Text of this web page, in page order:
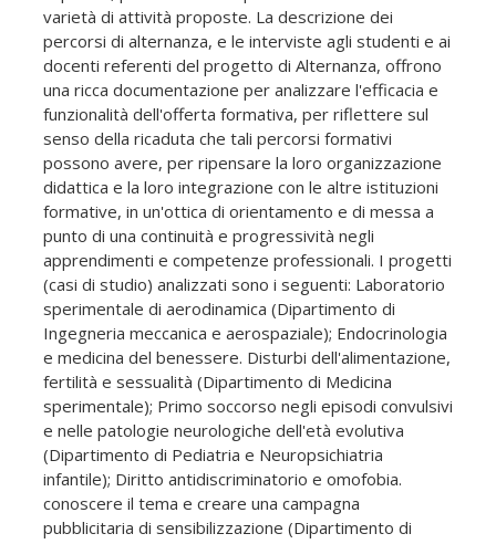
varietà di attività proposte. La descrizione dei
percorsi di alternanza, e le interviste agli studenti e ai
docenti referenti del progetto di Alternanza, offrono
una ricca documentazione per analizzare l'efficacia e
funzionalità dell'offerta formativa, per riflettere sul
senso della ricaduta che tali percorsi formativi
possono avere, per ripensare la loro organizzazione
didattica e la loro integrazione con le altre istituzioni
formative, in un'ottica di orientamento e di messa a
punto di una continuità e progressività negli
apprendimenti e competenze professionali. I progetti
(casi di studio) analizzati sono i seguenti: Laboratorio
sperimentale di aerodinamica (Dipartimento di
Ingegneria meccanica e aerospaziale); Endocrinologia
e medicina del benessere. Disturbi dell'alimentazione,
fertilità e sessualità (Dipartimento di Medicina
sperimentale); Primo soccorso negli episodi convulsivi
e nelle patologie neurologiche dell'età evolutiva
(Dipartimento di Pediatria e Neuropsichiatria
infantile); Diritto antidiscriminatorio e omofobia.
conoscere il tema e creare una campagna
pubblicitaria di sensibilizzazione (Dipartimento di